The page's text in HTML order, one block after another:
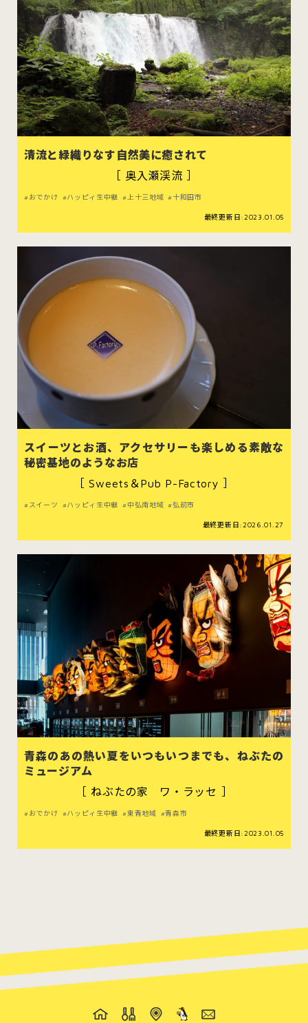
清流と緑織りなす自然美に癒されて
［ 奥入瀬渓流 ］
おでかけ ハッピィ生中継 上十三地域 十和田市
最終更新日:2023.01.05
スイーツとお酒、アクセサリーも楽しめる素敵な
秘密基地のようなお店
［ Sweets＆Pub P-Factory ］
スイーツ ハッピィ生中継 中弘南地域 弘前市
最終更新日:2026.01.27
青森のあの熱い夏をいつもいつまでも、ねぶたの
ミュージアム
［ ねぶたの家 ワ・ラッセ ］
おでかけ ハッピィ生中継 東青地域 青森市
最終更新日:2023.01.05